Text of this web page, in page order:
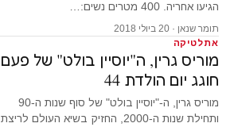
הגיעו אחריה. 400 מטרים נשים:…
תומר שנאן · 20 ביולי 2018
אתלטיקה
מוריס גרין, ה"יוסיין בולט" של פעם
חוגג יום הולדת 44
מוריס גרין, ה-"יוסיין בולט" של סוף שנות ה-90
ותחילת שנות ה-2000, החזיק בשיא העולם לריצת